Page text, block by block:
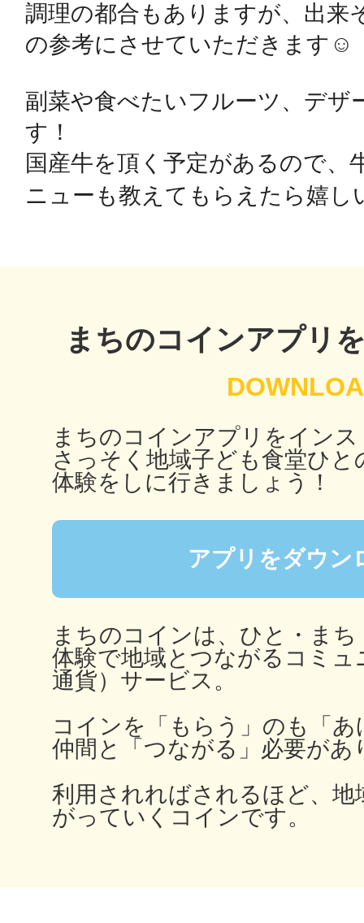
調理の都合もありますが、出来
の参考にさせていただきます☺️
副菜や食べたいフルーツ、デザ
す！
国産牛を頂く予定があるので、
ニューも教えてもらえたら嬉し
まちのコインアプリ
まちのコインアプリをイン
さっそく地域子ども食堂ひと
体験をしに行きましょう！
アプリをダウン
まちのコインは、ひと・ま
体験で地域とつながるコミュ
通貨）サービス。
コインを「もらう」のも「
仲間と「つながる」必要があ
利用されればされるほど、地
がっていくコインです。
鴻巣
池袋
秋葉原
日置
高知市
シモキ
多度津